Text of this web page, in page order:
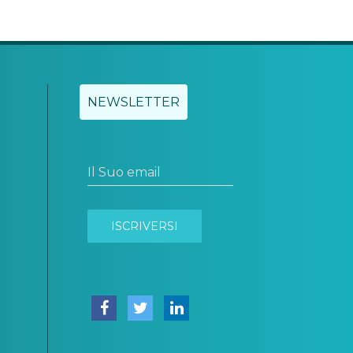
NEWSLETTER
Il Suo email
ISCRIVERSI